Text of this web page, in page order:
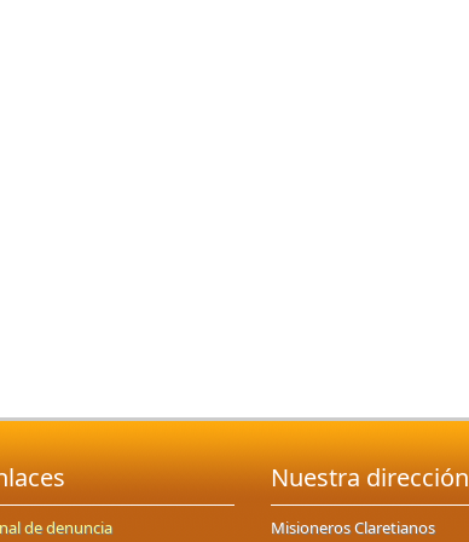
de denuncia
Nuestra dirección
Misioneros Claretianos